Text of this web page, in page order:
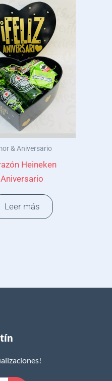
& Aniversario
Heineken
Aniversario
Leer más